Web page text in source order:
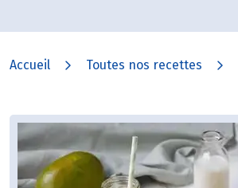
Accueil Toutes nos recettes